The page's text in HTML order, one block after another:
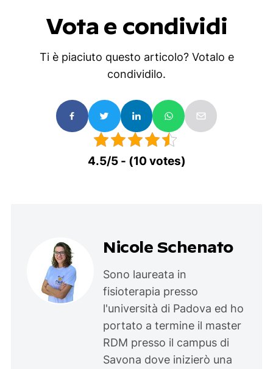
Vota e condividi
Ti è piaciuto questo articolo? Votalo e
condividilo.
4.5/5 - (10 votes)
Nicole Schenato
Sono laureata in
fisioterapia presso
l'università di Padova ed ho
portato a termine il master
RDM presso il campus di
Savona dove inizierò una